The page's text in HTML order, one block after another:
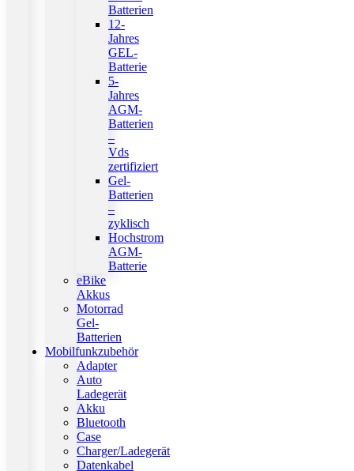
Batterien
12-
Jahres
GEL-
Batterie
5-
Jahres
AGM-
Batterien
–
Vds
zertifiziert
Gel-
Batterien
–
zyklisch
Hochstrom
AGM-
Batterie
eBike
Akkus
Motorrad
Gel-
Batterien
Mobilfunkzubehör
Adapter
Auto
Ladegerät
Akku
Bluetooth
Case
Charger/Ladegerät
Datenkabel